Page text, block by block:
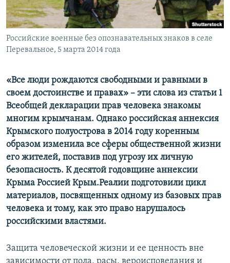
УКРАИНСКАЯ ПРОБЛЕМА КРЫМА
Все сайты RFE/RL
Российские военные без опознавательных знаков в селе
Перевальное, 5 марта 2014 года
«Все люди рождаются свободными и равными в
своем достоинстве и правах» – эти слова из статьи 1
Всеобщей декларации прав человека знакомы
многим крымчанам. Однако российская аннексия
Крымского полуострова в 2014 году коренным
образом изменила все сферы общественной жизни
его жителей, поставив под угрозу их личную
безопасность. К десятой годовщине аннексии
Крыма Россией Крым.Реалии подготовили цикл
материалов, посвященных одному из базовых прав
человека и тому, как это право нарушалось
российскими властями.
Защита человеческой жизни и ее ценность вне